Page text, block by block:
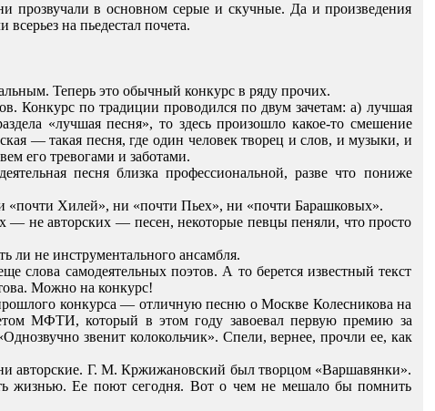
прозвучали в основном серые и скучные. Да и произведения
на пьедестал почета.
Теперь это обычный конкурс в ряду прочих.
Конкурс по традиции проводился по двум зачетам: а) лучшая
«лучшая песня»,то здесь произошло какое-то смешение
— такая песня,где один человек творец и слов, и музыки, и
его тревогами и заботами.
песня близка профессиональной,разве что пониже
«почти Хилей», ни «почти Пьех», ни «почти Барашковых».
— не авторских — песен, некоторые певцы пеняли, что просто
ли не инструментального ансамбля.
слова самодеятельных поэтов. А то берется известный текст
Можно на конкурс!
конкурса — отличную песню о Москве Колесникова на
МФТИ, который в этом году завоевал первую премию за
звенит колокольчик». Спели, вернее, прочли ее, как
авторские. Г. М. Кржижановский был творцом «Варшавянки».
жизнью. Ее поют сегодня. Вот о чем не мешало бы помнить